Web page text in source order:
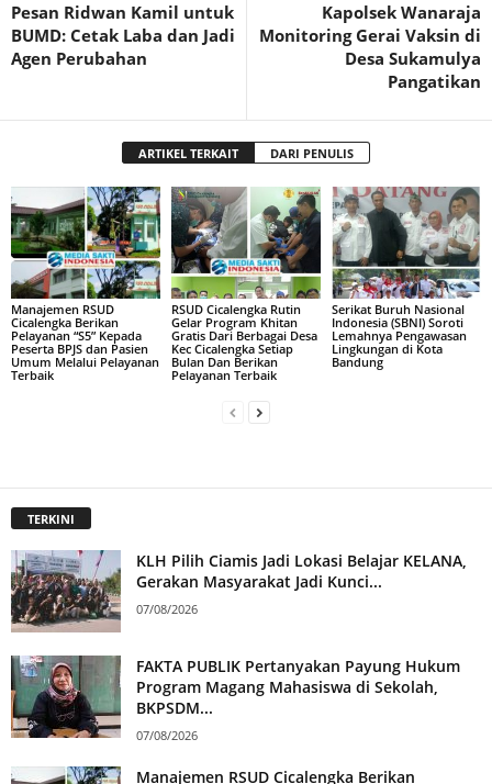
Pesan Ridwan Kamil untuk
BUMD: Cetak Laba dan Jadi
Agen Perubahan
Kapolsek Wanaraja
Monitoring Gerai Vaksin di
Desa Sukamulya
Pangatikan
ARTIKEL TERKAIT DARI PENULIS
Manajemen RSUD
Cicalengka Berikan
Pelayanan “S5” Kepada
Peserta BPJS dan Pasien
Umum Melalui Pelayanan
Terbaik
RSUD Cicalengka Rutin
Gelar Program Khitan
Gratis Dari Berbagai Desa
Kec Cicalengka Setiap
Bulan Dan Berikan
Pelayanan Terbaik
Serikat Buruh Nasional
Indonesia (SBNI) Soroti
Lemahnya Pengawasan
Lingkungan di Kota
Bandung
TERKINI
KLH Pilih Ciamis Jadi Lokasi Belajar KELANA,
Gerakan Masyarakat Jadi Kunci...
07/08/2026
FAKTA PUBLIK Pertanyakan Payung Hukum
Program Magang Mahasiswa di Sekolah,
BKPSDM...
07/08/2026
Manajemen RSUD Cicalengka Berikan